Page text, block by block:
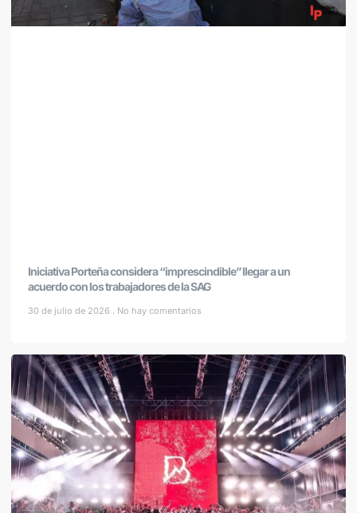
Iniciativa Porteña considera “imprescindible” llegar a un
acuerdo con los trabajadores de la SAG
30 de julio de 2026 No hay comentarios